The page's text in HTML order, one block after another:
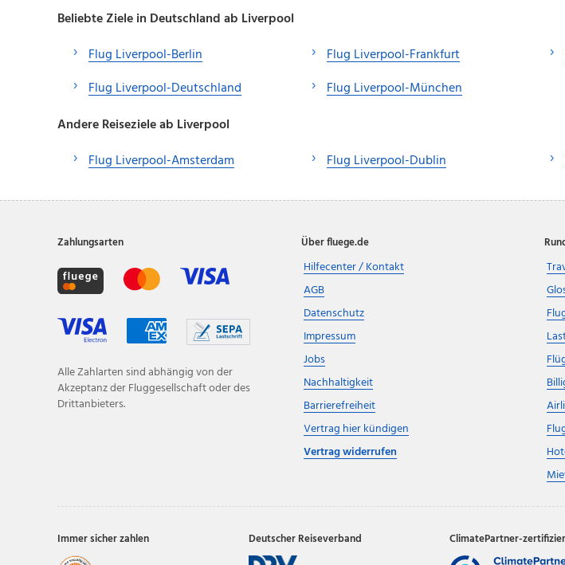
Beliebte Ziele in Deutschland ab Liverpool
Flug Liverpool-Berlin
Flug Liverpool-Deutschland
Flug Liverpool-Frankfurt
Flug Liverpool-München
Andere Reiseziele ab Liverpool
Flug Liverpool-Amsterdam
Flug Liverpool-Dublin